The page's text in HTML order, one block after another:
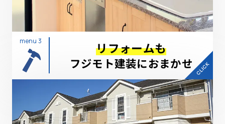
menu 3 リフォームも
フジモト建装におまかせ